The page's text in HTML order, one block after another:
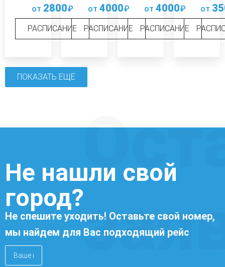
от 2800₽
РАСПИСАНИЕ
от 4000₽
РАСПИСАНИЕ
от 4000₽
РАСПИСАНИЕ
от
ПОКАЗАТЬ ЕЩЁ
Не нашли свой
город?
Не спешите уходить! Оставьте свой номер,
мы найдем для Вас подходящий рейс